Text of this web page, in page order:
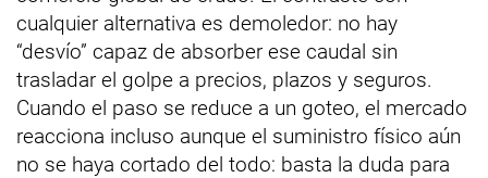
cualquier alternativa es demoledor: no hay
“desvío” capaz de absorber ese caudal sin
trasladar el golpe a precios, plazos y seguros.
Cuando el paso se reduce a un goteo, el mercado
reacciona incluso aunque el suministro físico aún
no se haya cortado del todo: basta la duda para